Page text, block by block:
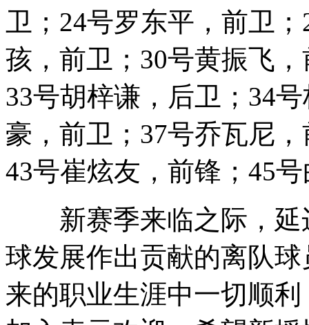
卫；24号罗东平，前卫
孩，前卫；30号黄振飞
33号胡梓谦，后卫；34
豪，前卫；37号乔瓦尼
43号崔炫友，前锋；45
新赛季来临之际，延
球发展作出贡献的离队
来的职业生涯中一切顺